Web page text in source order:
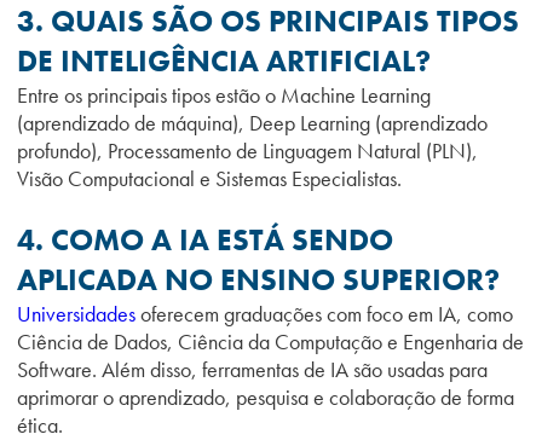
3. QUAIS SÃO OS PRINCIPAIS TIPOS
DE INTELIGÊNCIA ARTIFICIAL?
Entre os principais tipos estão o Machine Learning
(aprendizado de máquina), Deep Learning (aprendizado
profundo), Processamento de Linguagem Natural (PLN),
Visão Computacional e Sistemas Especialistas.
4. COMO A IA ESTÁ SENDO
APLICADA NO ENSINO SUPERIOR?
Universidadesoferecem graduações com foco em IA, como
Ciência de Dados, Ciência da Computação e Engenharia de
Software. Além disso, ferramentas de IA são usadas para
aprimorar o aprendizado, pesquisa e colaboração de forma
ética.